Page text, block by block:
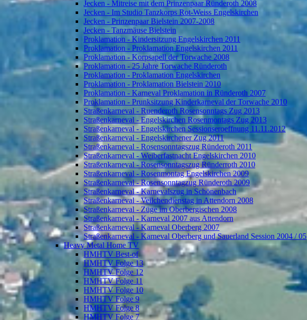
Jecken - Mitreise mit dem Prinzenpaar Ründeroth 2008
Jecken - Im Studio Tanzkorps Rot-Weiss Engelskirchen
Jecken - Prinzenpaar Bielstein 2007-2008
Jecken - Tanzmäuse Bielstein
Proklamation - Kindersitzung Engelskirchen 2011
Proklamation - Proklamation Engelskirchen 2011
Proklamation - Korpsapell der Torwache 2008
Proklamation - 25 Jahre Torwache Ründeroth
Proklamation - Proklamation Engelskirchen
Proklamation - Proklamation Bielstein 2010
Proklamation - Karneval Proklamation in Ründeroth 2007
Proklamation - Prunksitzung Kinderkarneval der Torwache 2010
Straßenkarneval - Ruenderoth Rosensonntags Zug 2013
Straßenkarneval - Engelskirchen Rosenmontags Zug 2013
Straßenkarneval - Engelskirchen Sessionseroeffnung 11.11.2012
Straßenkarneval - Engelskirchener Zug 2011
Straßenkarneval - Rosensonntagszug Ründeroth 2011
Straßenkarneval - Weiberfastnacht Engelskirchen 2010
Straßenkarneval - Rosensonntagszug Ründerroth 2010
Straßenkarneval - Rosenmontag Engelskirchen 2009
Straßenkarneval - Rosensonntagzug Ründeroth 2009
Straßenkarneval - Karnevalszug in Schönenbach
Straßenkarneval - Veilchendienstag in Attendorn 2008
Straßenkarneval - Züge im Oberbergischen 2008
Straßenkarneval - Karneval 2007 aus Attendorn
Straßenkarneval - Karneval Oberberg 2007
Straßenkarneval - Karneval Oberberg und Sauerland Session 2004 / 05
Heavy Metal Home TV
HMHTV Best-of
HMHTV Folge 13
HMHTV Folge 12
HMHTV Folge 11
HMHTV Folge 10
HMHTV Folge 9
HMHTV Folge 8
HMHTV Folge 7